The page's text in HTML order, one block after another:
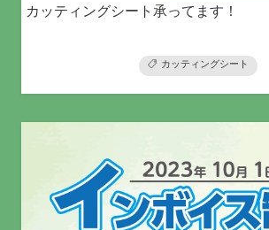
カッティングシート承ってます！
カッティングシート